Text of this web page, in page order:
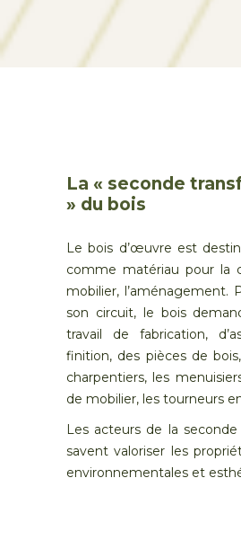
La « seconde
» du bois
Le bois d’œuvre est
comme matériau pour la
mobilier, l’aménagement.
son circuit, le bois
travail de fabrication,
finition, des pièces de
charpentiers, les
de mobilier, les tourneurs
Les acteurs de la
savent valoriser les
environnementales et